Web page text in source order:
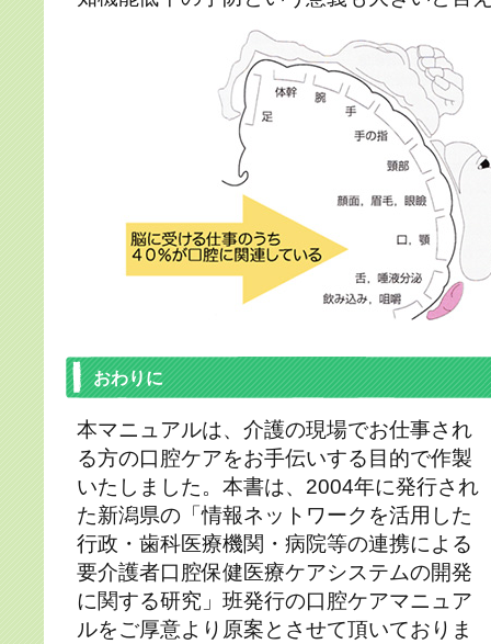
おわりに
本マニュアルは、介護の現場でお仕事され
る方の口腔ケアをお手伝いする目的で作製
いたしました。本書は、2004年に発行され
た新潟県の「情報ネットワークを活用した
行政・歯科医療機関・病院等の連携による
要介護者口腔保健医療ケアシステムの開発
に関する研究」班発行の口腔ケアマニュア
ルをご厚意より原案とさせて頂いておりま